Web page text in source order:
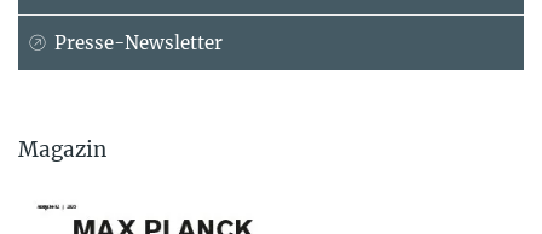
Presse-Newsletter
Magazin